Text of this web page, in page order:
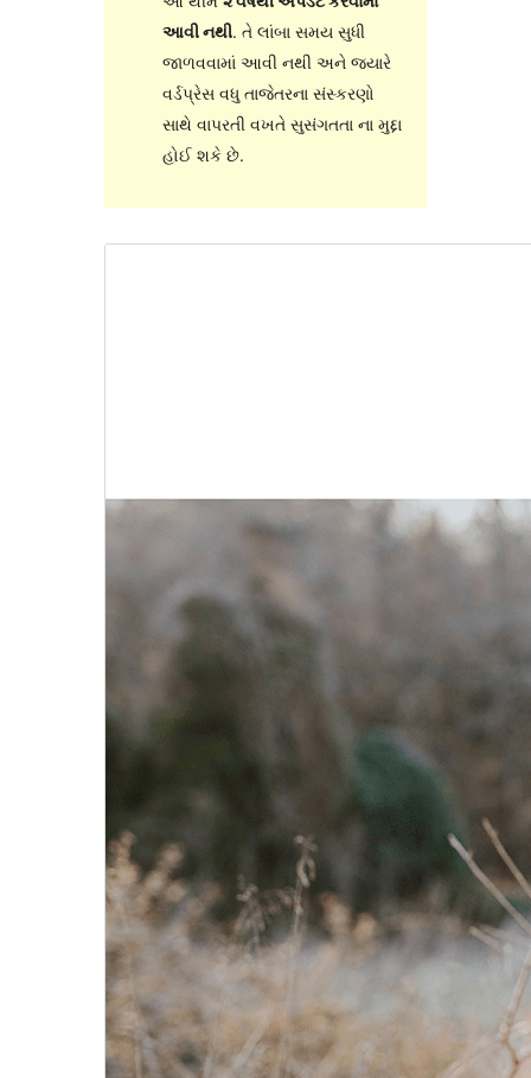
આવી નથી. તે લાંબા સમય સુધી
જાળવવામાં આવી નથી અને જ્યારે
વર્ડપ્રેસ વધુ તાજેતરના સંસ્કરણો
સાથે વાપરતી વખતે સુસંગતતા ના મુદ્દા
હોઈ શકે છે.